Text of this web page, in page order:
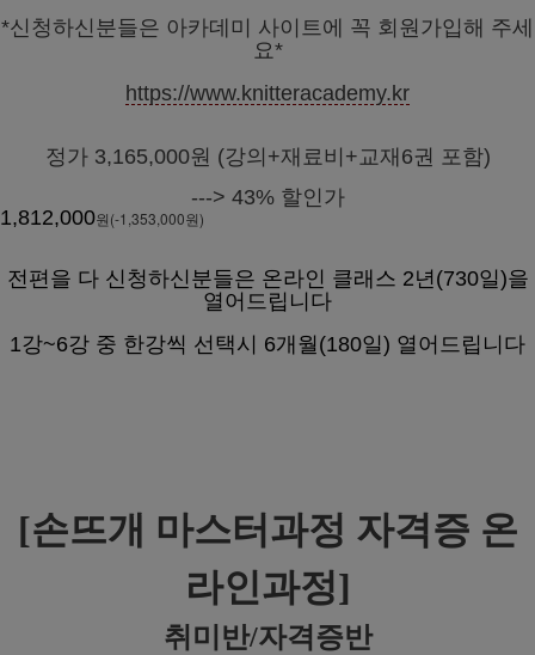
*신청하신분들은 아카데미 사이트에 꼭 회원가입해 주세
요*
https://www.knitteracademy.kr
정가 3,165,000원 (강의+재료비+교재6권 포함)
---> 43% 할인가
1,812,000원(-1,353,000원)
전편을 다 신청하신분들은 온라인 클래스 2년(730일)을
열어드립니다
1강~6강 중 한강씩 선택시 6개월(180일) 열어드립니다
[손뜨개 마스터과정 자격증 온
라인과정]
취미반/자격증반